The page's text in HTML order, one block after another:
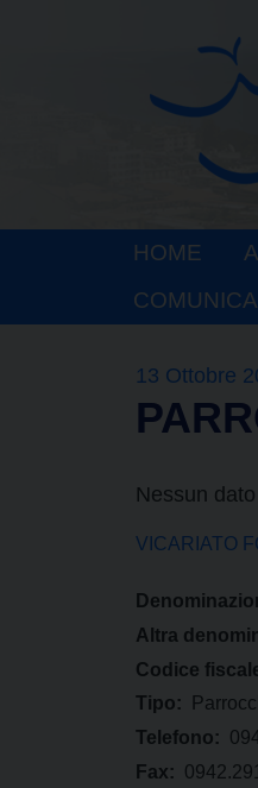
HOME
13 Ottobre
Nessun
VICARIATO
Altra
Codice
Tipo:
Telefono:
Fax: